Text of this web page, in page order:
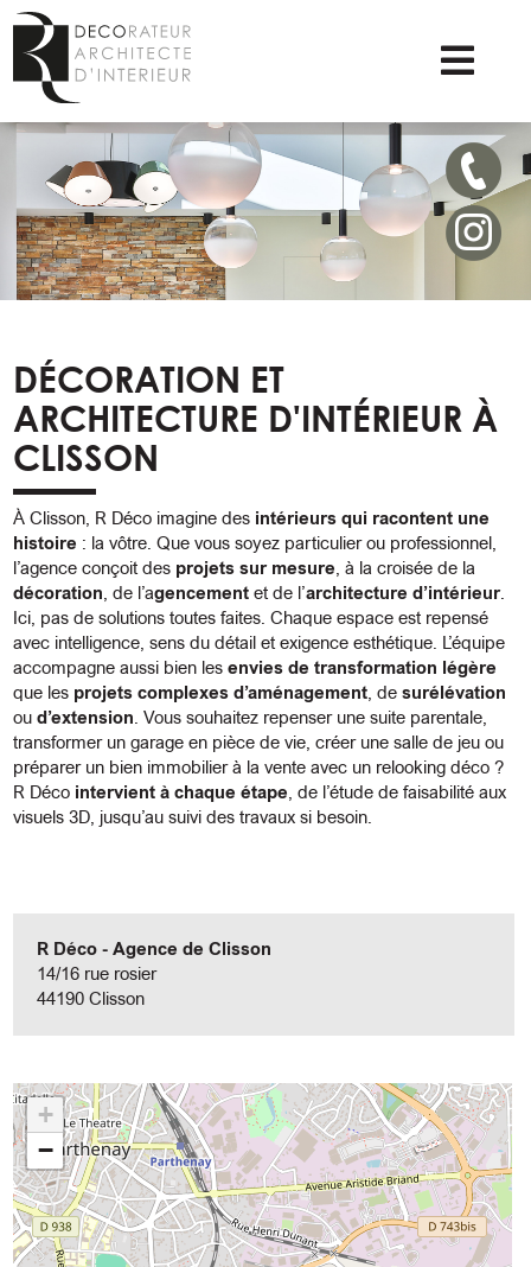
DÉCORATION ET
ARCHITECTURE D'INTÉRIEUR À
CLISSON
À Clisson, R Déco imagine des intérieurs qui racontent une
histoire : la vôtre. Que vous soyez particulier ou professionnel,
l’agence conçoit des projets sur mesure , à la croisée de la
décoration , de l’agencement et de l’architecture d’intérieur.
Ici, pas de solutions toutes faites. Chaque espace est repensé
avec intelligence, sens du détail et exigence esthétique. L’équipe
accompagne aussi bien lesenvies de transformation légère
que les projets complexes d’aménagement , desurélévation
oud’extension . Vous souhaitez repenser une suite parentale,
transformer un garage en pièce de vie, créer une salle de jeu ou
préparer un bien immobilier à la vente avec un relooking déco ?
R Déco intervient à chaque étape , de l’étude de faisabilité aux
visuels 3D, jusqu’au suivi des travaux si besoin.
R Déco - Agence de Clisson
14/16 rue rosier
44190 Clisson
+
−